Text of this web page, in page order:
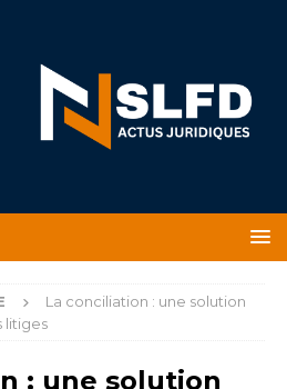
La conciliation : une solution
litiges
: une solution